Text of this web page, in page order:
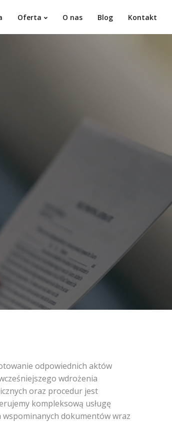
Oferta O nas Blog Kontakt
odpowiednich aktów
wdrożenia
oraz procedur jest
kompleksową usługę
dokumentów wraz